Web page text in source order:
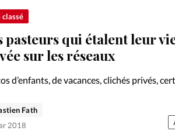
classé
pasteurs qui étalent leur
sur les réseaux
d’enfants, de vacances, clichés privés,
usage des réseaux sociaux sans aucun filtre.
de l’historien Sébastien Fath.
Fath
2018